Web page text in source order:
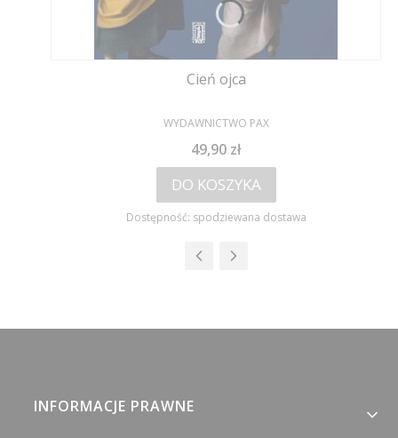
Cień ojca
PRODUCENT
WYDAWNICTWO PAX
Cena
49,90 zł
DO KOSZYKA
Dostępność: spodziewana dostawa
Linki w stopce
INFORMACJE PRAWNE